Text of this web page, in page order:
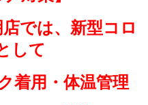
では、新型コロ
して
着用・体温管理